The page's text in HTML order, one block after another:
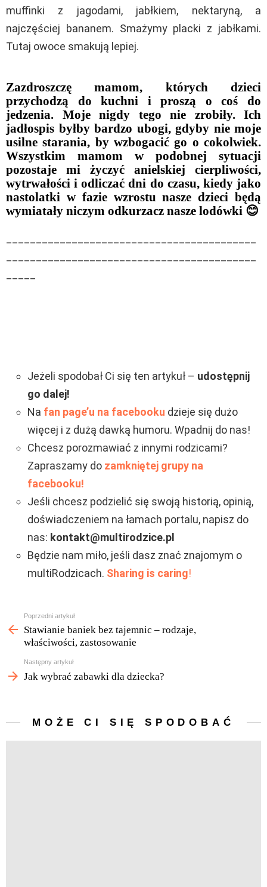
muffinki z jagodami, jabłkiem, nektaryną, a
najczęściej bananem. Smażymy placki z jabłkami.
Tutaj owoce smakują lepiej.
Zazdroszczę mamom, których dzieci
przychodzą do kuchni i proszą o coś do
jedzenia. Moje nigdy tego nie zrobiły. Ich
jadłospis byłby bardzo ubogi, gdyby nie moje
usilne starania, by wzbogacić go o cokolwiek.
Wszystkim mamom w podobnej sytuacji
pozostaje mi życzyć anielskiej cierpliwości,
wytrwałości i odliczać dni do czasu, kiedy jako
nastolatki w fazie wzrostu nasze dzieci będą
wymiatały niczym odkurzacz nasze lodówki 😊
Jeżeli spodobał Ci się ten artykuł – udostępnij
go dalej!
Na fan page’u na facebooku dzieje się dużo
więcej i z dużą dawką humoru. Wpadnij do nas!
Chcesz porozmawiać z innymi rodzicami?
Zapraszamy do zamkniętej grupy na
facebooku!
Jeśli chcesz podzielić się swoją historią, opinią,
doświadczeniem na łamach portalu, napisz do
nas: kontakt@multirodzice.pl
Będzie nam miło, jeśli dasz znać znajomym o
multiRodzicach. Sharing is caring!
Zobacz
więcej
Poprzedni artykuł
Stawianie baniek bez tajemnic – rodzaje,
właściwości, zastosowanie
Następny artykuł
Jak wybrać zabawki dla dziecka?
MOŻE CI SIĘ SPODOBAĆ